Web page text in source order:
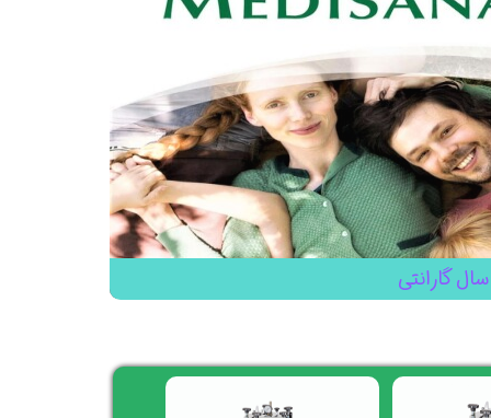
گارانتی